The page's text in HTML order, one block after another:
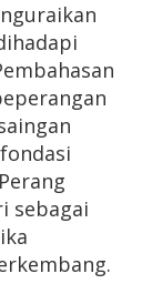
sebagai